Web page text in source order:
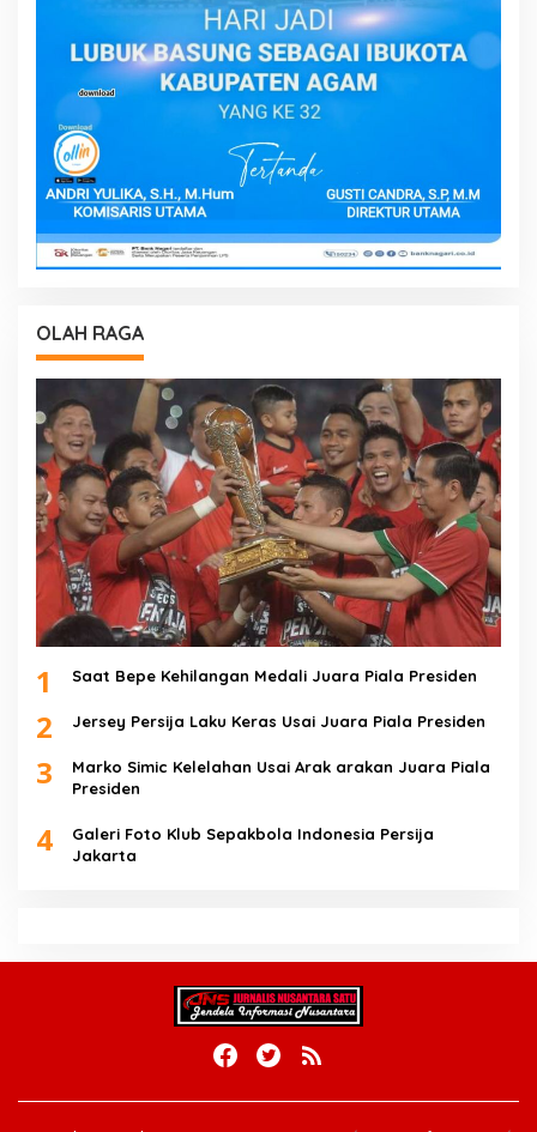
OLAH RAGA
1 Saat Bepe Kehilangan Medali Juara Piala Presiden
2 Jersey Persija Laku Keras Usai Juara Piala Presiden
3
Marko Simic Kelelahan Usai Arak arakan Juara Piala
Presiden
4
Galeri Foto Klub Sepakbola Indonesia Persija
Jakarta